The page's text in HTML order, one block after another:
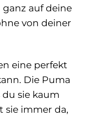
auf deine
von deiner
eine perfekt
Die Puma
du sie kaum
sie immer da,